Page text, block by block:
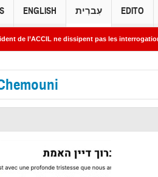
ENGLISH עִברִית EDITO
ne dissipent pas les interrogations.